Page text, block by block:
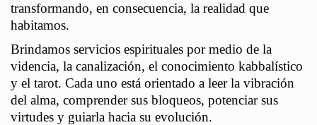
transformando, en consecuencia, la realidad que
habitamos.
Brindamos servicios espirituales por medio de la
videncia, la canalización, el conocimiento kabbalístico
y el tarot. Cada uno está orientado a leer la vibración
del alma, comprender sus bloqueos, potenciar sus
virtudes y guiarla hacia su evolución.